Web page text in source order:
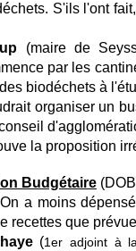
S'ils l'ont
(maire de
par les
biodéchets à
organiser un
la proposition
Budgétaire
a moins
recettes que
(1er adjoint à